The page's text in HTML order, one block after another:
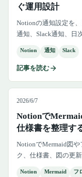
ぐ運用設計
Notionの通知設定を
通知、Slack通知、日
Notion 通知 Slack
記事を読む
2026/6/7
Notionで
仕様書を整理す
NotionでMermaid図
ク、仕様書、図の更
Notion Mermaid フ